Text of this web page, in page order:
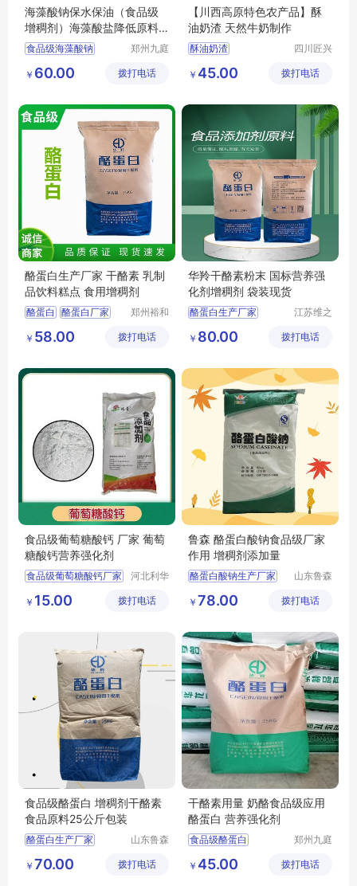
海藻酸钠保水保油（食品级
增稠剂）海藻酸盐降低原料
肉用量
食品级海藻酸钠
海藻酸钠食用增稠剂
郑州九庭
有限公司
￥ 60.00 拨打电话
【川西高原特色农产品】酥
油奶渣 天然牛奶制作
酥油奶渣
四川匠兴
展有限公
￥ 45.00 拨打电话
酪蛋白生产厂家 干酪素 乳制
品饮料糕点 食用增稠剂
酪蛋白
酪蛋白厂家
干酪素生产厂家
郑州裕和
剂有限公
￥ 58.00 拨打电话
华羚干酪素粉末 国标营养强
化剂增稠剂 袋装现货
酪蛋白生产厂家
江苏维之
技有限公
￥ 80.00 拨打电话
食品级葡萄糖酸钙 厂家 葡萄
糖酸钙营养强化剂
食品级葡萄糖酸钙厂家
葡萄糖酸钙价格
葡萄糖酸钙生产厂家
河北利华
有限公司
￥ 15.00 拨打电话
鲁森 酪蛋白酸钠食品级厂家
作用 增稠剂添加量
酪蛋白酸钠生产厂家
酪蛋白酸钠厂家
山东鲁森
有限公司
￥ 78.00 拨打电话
食品级酪蛋白 增稠剂干酪素
食品原料25公斤包装
酪蛋白生产厂家
酪蛋白含量
山东鲁森
有限公司
￥ 70.00 拨打电话
干酪素用量 奶酪食品级应用
酪蛋白 营养强化剂
食品级酪蛋白
酪蛋白厂家
郑州九庭
有限公司
￥ 45.00 拨打电话